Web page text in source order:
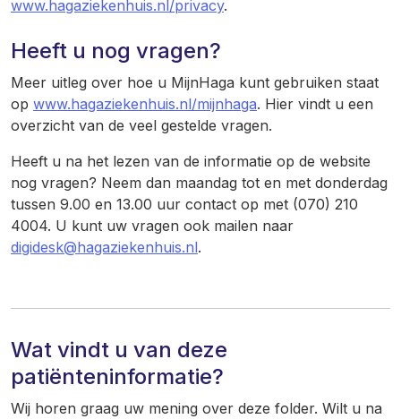
www.hagaziekenhuis.nl/privacy.
Heeft u nog vragen?
Meer uitleg over hoe u MijnHaga kunt gebruiken staat
op www.hagaziekenhuis.nl/mijnhaga. Hier vindt u een
overzicht van de veel gestelde vragen.
Heeft u na het lezen van de informatie op de website
nog vragen? Neem dan maandag tot en met donderdag
tussen 9.00 en 13.00 uur contact op met (070) 210
4004. U kunt uw vragen ook mailen naar
digidesk@hagaziekenhuis.nl.
Wat vindt u van deze
patiënteninformatie?
Wij horen graag uw mening over deze folder. Wilt u na